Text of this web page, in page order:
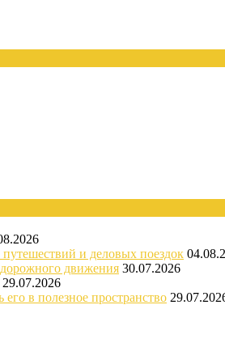
и деловых поездок
движения 30.07.2026
29.07.2026
в полезное пространство